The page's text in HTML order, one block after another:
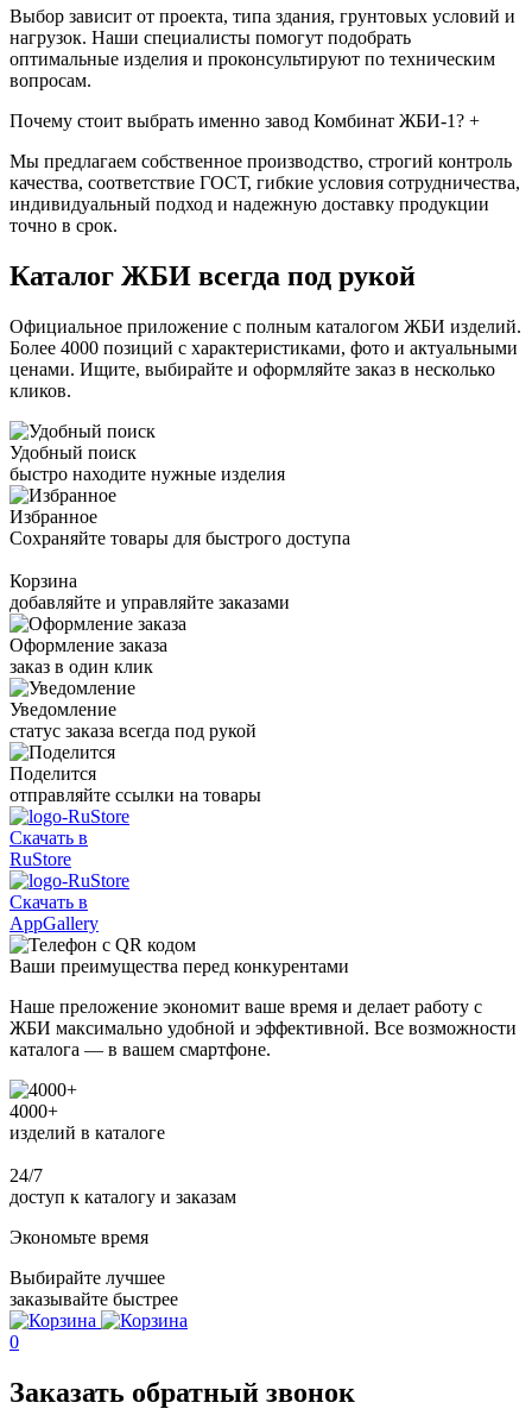
Выбор зависит от проекта, типа здания, грунтовых условий и
нагрузок. Наши специалисты помогут подобрать
оптимальные изделия и проконсультируют по техническим
вопросам.
Почему стоит выбрать именно завод Комбинат ЖБИ-1? +
Мы предлагаем собственное производство, строгий контроль
качества, соответствие ГОСТ, гибкие условия сотрудничества,
индивидуальный подход и надежную доставку продукции
точно в срок.
Каталог ЖБИ всегда под рукой
Официальное приложение с полным каталогом ЖБИ изделий.
Более 4000 позиций с характеристиками, фото и актуальными
ценами. Ищите, выбирайте и оформляйте заказ в несколько
кликов.
Удобный поиск
быстро находите нужные изделия
Избранное
Сохраняйте товары для быстрого доступа
Корзина
добавляйте и управляйте заказами
Оформление заказа
заказ в один клик
Уведомление
статус заказа всегда под рукой
Поделится
отправляйте ссылки на товары
Скачать в
RuStore
Скачать в
AppGallery
Ваши преимущества перед конкурентами
Наше преложение экономит ваше время и делает работу с
ЖБИ максимально удобной и эффективной. Все возможности
каталога — в вашем смартфоне.
4000+
изделий в каталоге
24/7
доступ к каталогу и заказам
Экономьте время
Выбирайте лучшее
заказывайте быстрее
0
Заказать обратный звонок